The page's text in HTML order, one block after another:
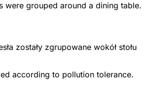
were grouped around a dining table.
zostały zgrupowane wokół stołu
according to pollution tolerance.